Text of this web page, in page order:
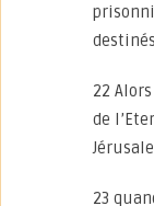
22
de
23